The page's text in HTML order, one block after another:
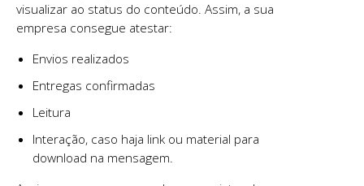
visualizar ao status do conteúdo. Assim, a sua
empresa consegue atestar:
Envios realizados
Entregas confirmadas
Leitura
Interação, caso haja link ou material para
download na mensagem.